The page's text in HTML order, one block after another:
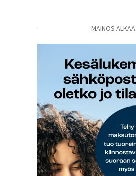
MAINOS ALKAA